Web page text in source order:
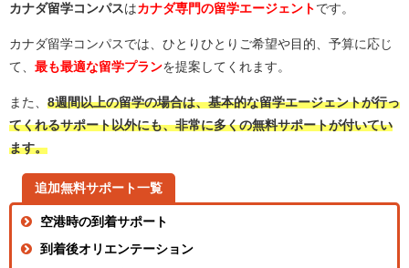
カナダ留学コンパス はカナダ専門の留学エージェント です。
カナダ留学コンパスでは、ひとりひとりご希望や目的、予算に応じ
て、 最も最適な留学プランを提案してくれます。
また、 8週間以上の留学の場合は、基本的な留学エージェントが行っ
てくれるサポート以外にも、非常に多くの無料サポートが付いてい
ます。
追加無料サポート一覧
空港時の到着サポート
到着後オリエンテーション